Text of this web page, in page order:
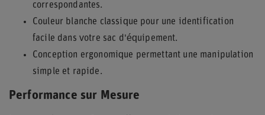
correspondantes.
Couleur blanche classique pour une identification
facile dans votre sac d'équipement.
Conception ergonomique permettant une manipulation
simple et rapide.
Performance sur Mesure